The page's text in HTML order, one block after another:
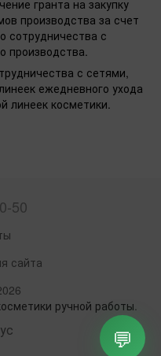
гранта на закупку
производства за счет
сотрудничества с
производства.
с сетями,
ежедневного ухода
линеек косметики.
50
сайта
ручной работы
💬